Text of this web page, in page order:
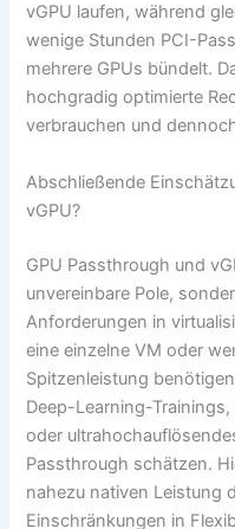
vGPU laufen, während
wenige Stunden PCI-
mehrere GPUs bündelt.
hochgradig optimierte
verbrauchen und
Abschließende
vGPU?
GPU Passthrough und
unvereinbare Pole,
Anforderungen in
eine einzelne VM oder
Spitzenleistung
Deep-Learning-
oder
Passthrough schätzen.
nahezu nativen Leistung
Einschränkungen in